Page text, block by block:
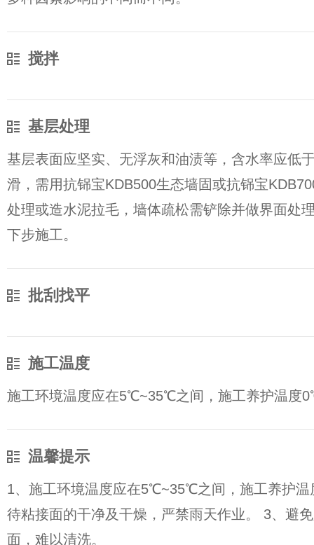
搅拌
基层处理
基层表面应坚实、无浮灰和油渍等，含水率应低
滑，需用抗铞宝KDB500生态墙固或抗铞宝
处理或造水泥拉毛，墙体疏松需铲除并做界面处
下步施工。
批刮找平
施工温度
施工环境温度应在5℃~35℃之间，施工养护温度
温馨提示
1、施工环境温度应在5℃~35℃之间，施工养护
待粘接面的干净及干燥，严禁雨天作业。 3、避
面，难以清洗。